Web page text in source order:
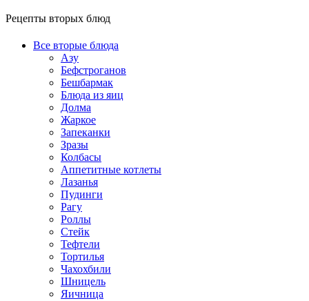
Рецепты вторых блюд
Все вторые блюда
Азу
Бефстроганов
Бешбармак
Блюда из яиц
Долма
Жаркое
Запеканки
Зразы
Колбасы
Аппетитные котлеты
Лазанья
Пудинги
Рагу
Роллы
Стейк
Тефтели
Тортилья
Чахохбили
Шницель
Яичница